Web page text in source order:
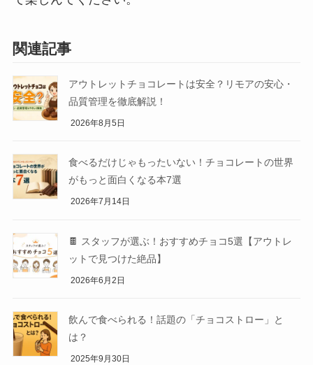
関連記事
アウトレットチョコレートは安全？リモアの安心・
品質管理を徹底解説！
2026年8月5日
食べるだけじゃもったいない！チョコレートの世界
がもっと面白くなる本7選
2026年7月14日
🍫 スタッフが選ぶ！おすすめチョコ5選【アウトレ
ットで見つけた絶品】
2026年6月2日
飲んで食べられる！話題の「チョコストロー」と
は？
2025年9月30日